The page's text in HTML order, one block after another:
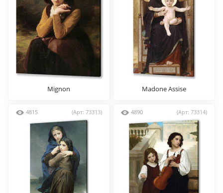
Mignon Madone Assise
4815 (Арт: 73313) 4890 (Арт: 73314)